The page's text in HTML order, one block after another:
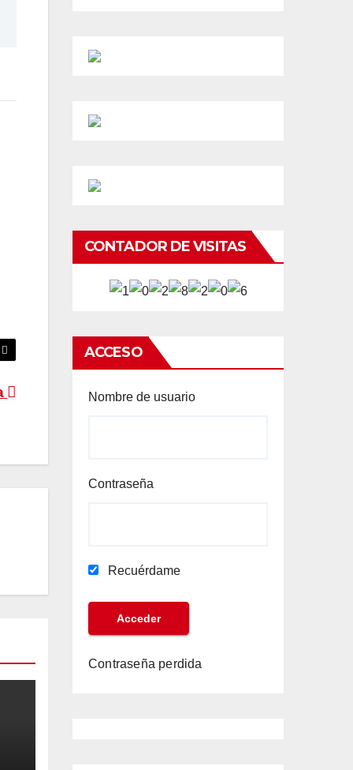
CONTADOR DE VISITAS
ACCESO
Nombre de usuario
Contraseña
Recuérdame
Contraseña perdida